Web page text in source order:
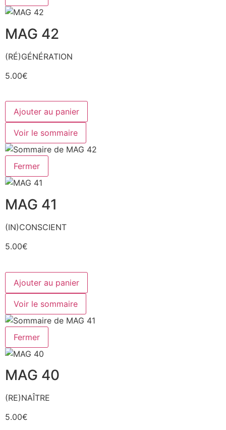
MAG 42
(RÉ)GÉNÉRATION
5.00€
Ajouter au panier
Voir le sommaire
Fermer
MAG 41
(IN)CONSCIENT
5.00€
Ajouter au panier
Voir le sommaire
Fermer
MAG 40
(RE)NAÎTRE
5.00€